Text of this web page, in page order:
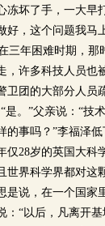
冻坏了手，一大早
好，这个问题我马
年困难时期，那
，许多科技人员也
卫团的大部分人员
是。”父亲说：“
的事吗？”李福泽
仅28岁的英国大科
世界科学界都对
是说，在一个国家
：“以后，凡离开